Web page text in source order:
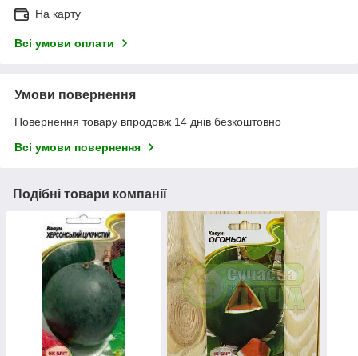
На карту
Всі умови оплати
Умови повернення
Повернення товару впродовж 14 днів безкоштовно
Всі умови повернення
Подібні товари компанії